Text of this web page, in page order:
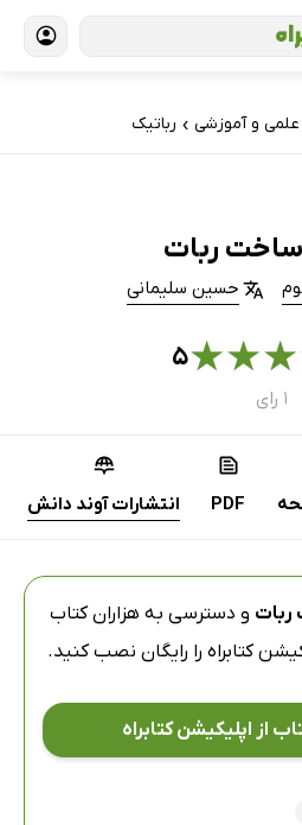
علمی و آموزشی › رباتیک
ربات
حسین سلیمانی
★
★
★۵
۱ رای
PDF انتشارات آوند دانش
و دسترسی به هزاران کتاب
کتابراه را رایگان نصب کنید.
از اپلیکیشن کتابراه